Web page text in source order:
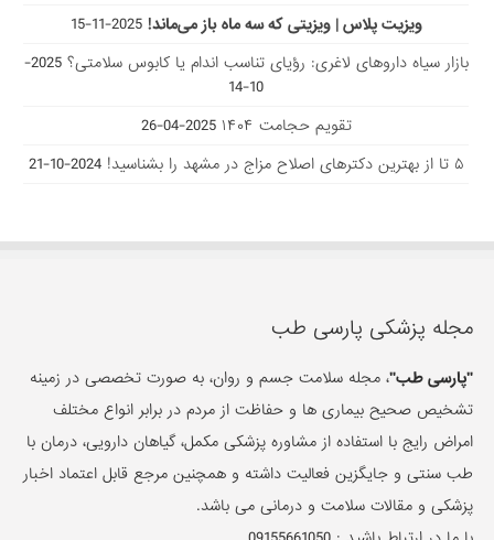
ویزیت پلاس | ویزیتی که سه ماه باز می‌ماند! 2025-11-15
بازار سیاه داروهای لاغری: رؤیای تناسب اندام یا کابوس سلامتی؟
2025-
10-14
تقویم حجامت ۱۴۰۴
2025-04-26
۵ تا از بهترین دکتر‌های اصلاح مزاج در مشهد را بشناسید!
2024-10-21
مجله پزشکی پارسی طب
"پارسی طب"، مجله سلامت جسم و روان، به صورت تخصصی در زمینه
تشخیص صحیح بیماری ها و حفاظت از مردم در برابر انواع مختلف
امراض رایج با استفاده از مشاوره پزشکی مکمل، گیاهان دارویی، درمان با
طب سنتی و جایگزین فعالیت داشته و همچنین مرجع قابل اعتماد اخبار
پزشکی و مقالات سلامت و درمانی می باشد.